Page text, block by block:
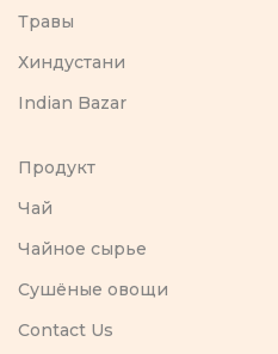
Травы
Хиндустани
Indian Bazar
Продукт
Чай
Чайное сырье
Сушёные овощи
Contact Us